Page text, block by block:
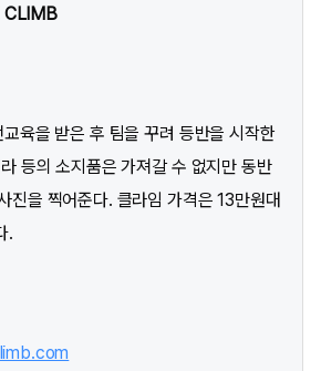
CLIMB
육을 받은 후 팀을 꾸려 등반을 시작한
등의 소지품은 가져갈 수 없지만 동반
진을 찍어준다. 클라임 가격은 13만원대
.